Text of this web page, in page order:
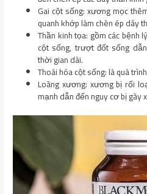
Gai cột sống: xương mọc
quanh khớp làm chèn ép dây
Thần kinh tọa: gồm các bệnh
cột sống, trượt đốt sống
thời gian dài.
Thoái hóa cột sống: là quá
Loãng xương: xương bị rối
mạnh dẫn đến nguy cơ bị gãy